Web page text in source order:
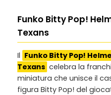
Funko Bitty Pop!
Texans
Il Funko Bitty Pop!
Texans celebra la
miniatura che unisce il
figura Bitty Pop! del